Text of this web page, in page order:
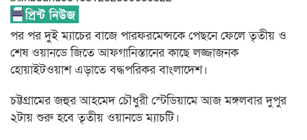
পর পর দুই ম্যাচের বাজে পারফরমেন্সকে পেছনে ফেলে তৃতীয় ও
শেষ ওয়ানডে জিতে আফগানিস্তানের কাছে লজ্জাজনক
হোয়াইটওয়াশ এড়াতে বদ্ধপরিকর বাংলাদেশ।
চট্টগ্রামের জহুর আহমেদ চৌধুরী স্টেডিয়ামে আজ মঙ্গলবার দুপুর
২টায় শুরু হবে তৃতীয় ওয়ানডে ম্যাচটি।